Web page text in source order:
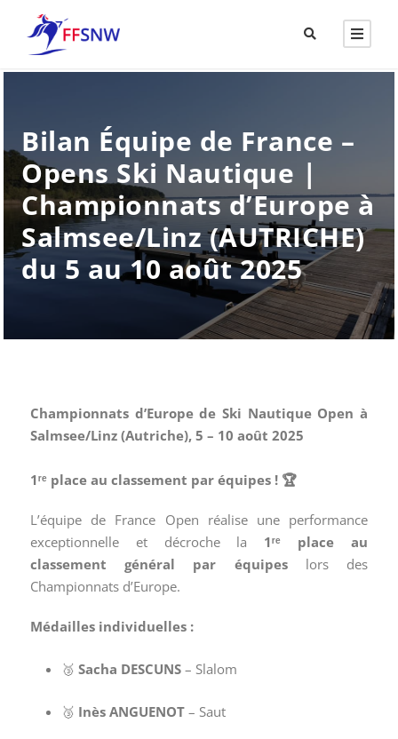
Bilan Équipe de France –
Opens Ski Nautique |
Championnats d’Europe à
Salmsee/Linz (AUTRICHE)
du 5 au 10 août 2025
Championnats d’Europe de Ski Nautique Open à
Salmsee/Linz (Autriche), 5 – 10 août 2025
1ʳᵉ place au classement par équipes ! 🏆
L’équipe de France Open réalise une performance
exceptionnelle et décroche la 1ʳᵉ place au
classement général par équipeslors des
Championnats d’Europe.
Médailles individuelles :
🥉 Sacha DESCUNS – Slalom
🥉 Inès ANGUENOT – Saut